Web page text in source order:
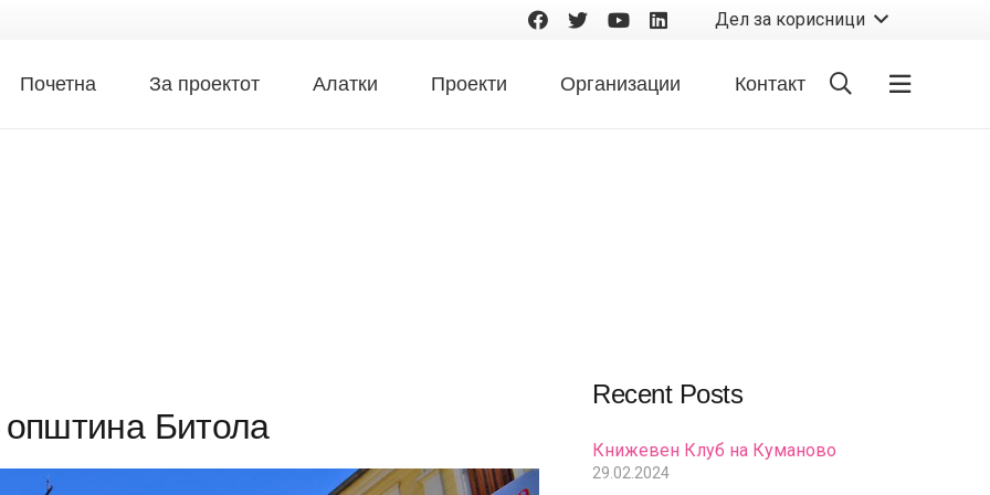
Дел за корисници
Почетна За проектот Алатки Проекти Организации Контакт
Битола
Recent Posts
Книжевен Клуб на Куманово
29.02.2024